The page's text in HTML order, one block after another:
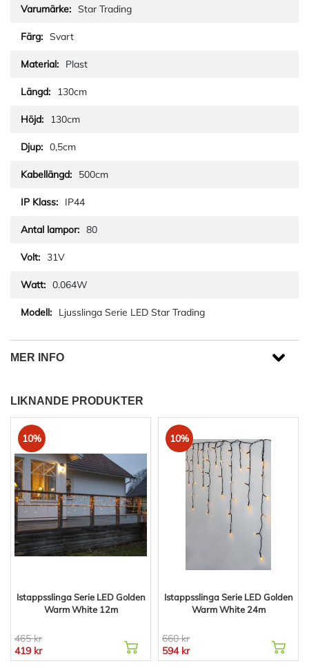
Star Trading
Svart
Plast
130cm
130cm
0,5cm
500cm
IP44
80
31V
0.064W
Ljusslinga Serie LED Star Trading
MER INFO
LIKNANDE PRODUKTER
10%
Istappsslinga Serie LED Golden
Warm White 12m
465 kr
419 kr
10%
Istappsslinga Serie LED Golden
Warm White 24m
660 kr
594 kr